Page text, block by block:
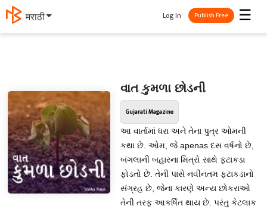
मराठी ☰
Log In Publish Free
વાત કુમળા છોડની
Gujarati Magazine
આ વાર્તામાં ધરા અને તેના પુત્ર ઓમની
કથા છે. ઓમ, જે apenas દસ વર્ષનો છે,
બંગલાની બહારના મિત્રો સાથે ફટાકડા
ફોડતો છે. તેની પાસે નવીનતમ ફટાકડાનો
સંગ્રહ છે, જેના કારણે અન્ય છોકરાઓ
તેની તરફ આકર્ષિત થાય છે. પરંતુ કેટલાક